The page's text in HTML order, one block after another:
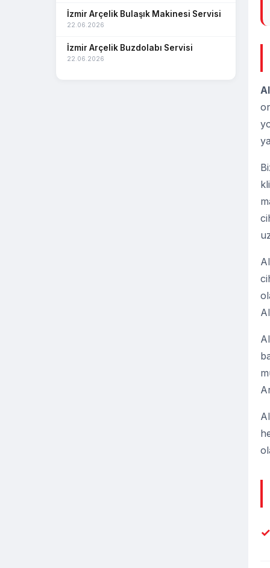
Narlıdere Arçelik Servisi
Seferihisar Arçelik Servisi
İzmir Arçelik Bulaşık Makinesi Servisi
22.06.2026
İzmir Arçelik Buzdolabı Servisi
22.06.2026
✓